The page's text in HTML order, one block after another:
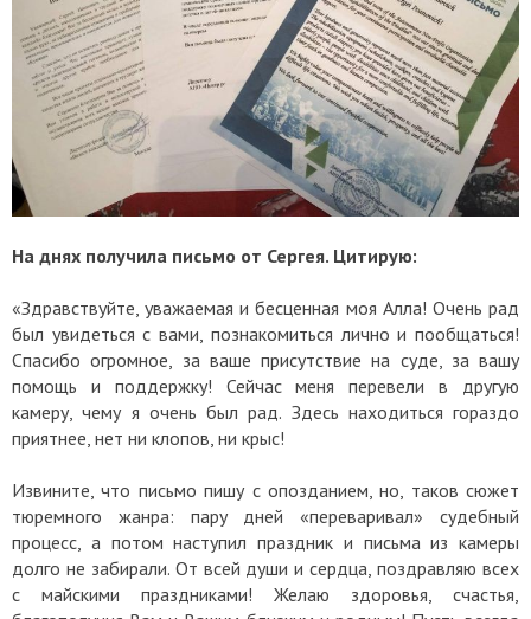
На днях получила письмо от Сергея. Цитирую:
«Здравствуйте, уважаемая и бесценная моя Алла! Очень рад
был увидеться с вами, познакомиться лично и пообщаться!
Спасибо огромное, за ваше присутствие на суде, за вашу
помощь и поддержку! Сейчас меня перевели в другую
камеру, чему я очень был рад. Здесь находиться гораздо
приятнее, нет ни клопов, ни крыс!
Извините, что письмо пишу с опозданием, но, таков сюжет
тюремного жанра: пару дней «переваривал» судебный
процесс, а потом наступил праздник и письма из камеры
долго не забирали. От всей души и сердца, поздравляю всех
с майскими праздниками! Желаю здоровья, счастья,